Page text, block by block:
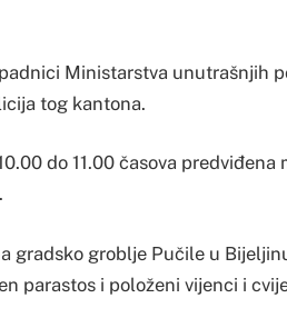
Ministarstva unutrašnjih
tog kantona.
do 11.00 časova predviđena
gradsko groblje Pučile u
parastos i položeni vijenci i